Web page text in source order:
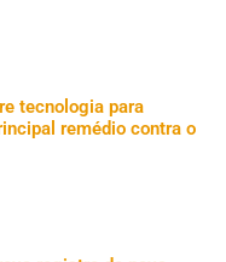
tecnologia para
remédio contra o